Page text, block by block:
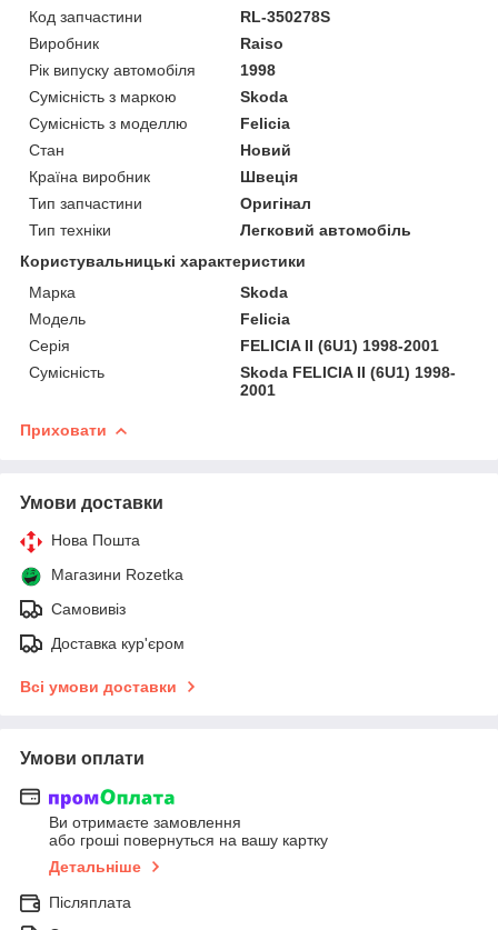
Код запчастини
RL-350278S
Виробник
Raiso
Рік випуску автомобіля
1998
Сумісність з маркою
Skoda
Сумісність з моделлю
Felicia
Стан
Новий
Країна виробник
Швеція
Тип запчастини
Оригінал
Тип техніки
Легковий автомобіль
Користувальницькі характеристики
Марка
Skoda
Мoдель
Felicia
Серія
FELICIA II (6U1) 1998-2001
Сумісність
Skoda FELICIA II (6U1) 1998-
2001
Приховати
Умови доставки
Нова Пошта
Магазини Rozetka
Самовивіз
Доставка кур'єром
Всі умови доставки
Умови оплати
Ви отримаєте замовлення
або гроші повернуться на вашу картку
Детальніше
Післяплата